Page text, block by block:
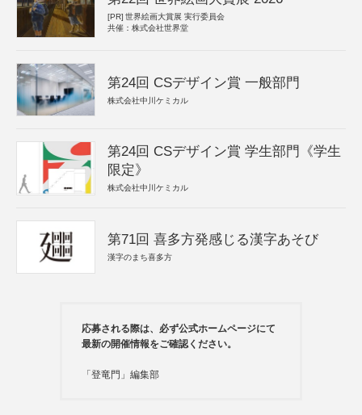
[PR] 世界絵画大賞展 実行委員会
共催：株式会社世界堂
第24回 CSデザイン賞 一般部門
株式会社中川ケミカル
第24回 CSデザイン賞 学生部門《学生
限定》
株式会社中川ケミカル
第71回 喜多方発感じる漢字あそび
漢字のまち喜多方
応募される際は、必ず公式ホームページにて
最新の開催情報をご確認ください。
「登竜門」編集部